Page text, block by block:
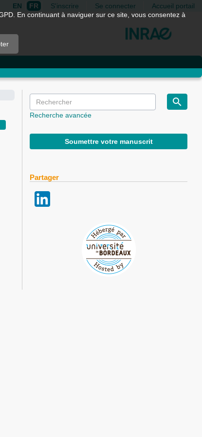
EN FR S'inscrire Se connecter Accueil portail
Recherche avancée
Soumettre votre manuscrit
Partager
En continuant à naviguer sur ce site, vous consentez à